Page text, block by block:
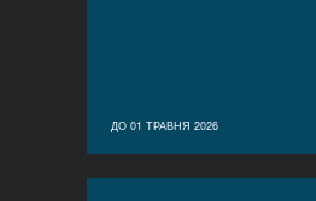
ДО 01 ТРАВНЯ 2026